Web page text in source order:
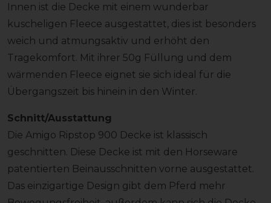
Innen ist die Decke mit einem wunderbar
kuscheligen Fleece ausgestattet, dies ist besonders
weich und atmungsaktiv und erhöht den
Tragekomfort. Mit ihrer 50g Füllung und dem
wärmenden Fleece eignet sie sich ideal für die
Übergangszeit bis hinein in den Winter.
Schnitt/Ausstattung
Die Amigo Ripstop 900 Decke ist klassisch
geschnitten. Diese Decke ist mit den Horseware
patentierten Beinausschnitten vorne ausgestattet.
Das einzigartige Design gibt dem Pferd mehr